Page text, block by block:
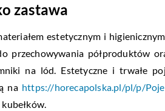
zastawa
estetycznym i
przechowywania półproduktów
na lód. Estetyczne i trwałe
na https://horecapolska.pl/pl/p/